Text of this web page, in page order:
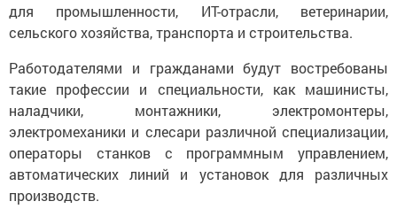
для промышленности, ИТ-отрасли, ветеринарии,
сельского хозяйства, транспорта и строительства.
Работодателями и гражданами будут востребованы
такие профессии и специальности, как машинисты,
наладчики, монтажники, электромонтеры,
электромеханики и слесари различной специализации,
операторы станков с программным управлением,
автоматических линий и установок для различных
производств.